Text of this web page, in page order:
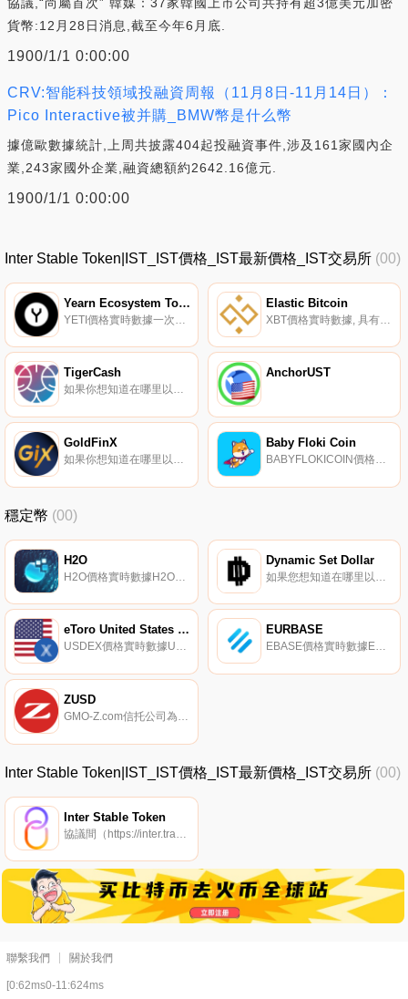
貨幣:12月28日消息,截至今年6月底.
1900/1/1 0:00:00
CRV:智能科技領域投融資周報（11月8日-11月14日）：
Pico Interactive被并購_BMW幣是什么幣
據億歐數據統計,上周共披露404起投融資事件,涉及161家國內企
業,243家國外企業,融資總額約2642.16億元.
1900/1/1 0:00:00
Inter Stable Token|IST_IST價格_IST最新價格_IST交易所 (00)
Yearn Ecosystem Token Index Elastic Bitcoin
TigerCash
如果你想知道在哪里以當前價格購買TigerCash,目前交易{TigerCash]股票的頂級加密貨幣交易所是CoinTiger。您可以在我們的加密貨幣交易所頁面上找到其他列表。TigerCash（TCH）是一種加密貨幣,在以太坊平臺上運行.
AnchorUST
GoldFinX
如果你想知道在哪里以當前價格購買GoldFinX,目前交易{GoldFinX]股票的頂級加密貨幣交易所是BitMart。您可以在我們的加密貨幣交易所頁面上找到其他列表。GoldFinX（GFX）是一家金融科技2.0公司,為全球手工小金礦（ASGM）提供融資,并以換取其生產份額.
Baby Floki Coin
BABYFLOKICOIN價格實時數據Baby Floki Coin是一種新的加密貨幣,由Shiba Inu/Doge社區的粉絲和成員帶來。BabyFlokiCoin是埃隆·馬斯克自己的shiba inu,他肩負著成為第一只登上月球的小狗的使命！他通過將每筆交易的5%發送到你的錢包來獎勵你.
穩定幣 (00)
H2O
H2O價格實時數據H2O是去中心化的、無許可的,最大限度地減少了治理。除了本地$Ocean代幣外,該資產還將作為海洋協議生態系統中的交換媒介.
Dynamic Set Dollar
eToro United States Dollar
USDEX價格實時數據USDEX是一種代幣化的穩定幣,代表美元,估值為1:1。因此,它將美元表示為其加密貨幣等價物.
EURBASE
EBASE價格實時數據EURBASE由斯洛伐克的一個團隊于2019年8月21日推出,旨在解決反通脹加密資產的問題。EURBASE是一種混合穩定幣,部分以歐元存款為抵押,部分以比特幣和其他加密貨幣為抵押。用戶可以在ETERBASE交易所及其集成IBAN賬戶上將EBASE更改為歐元,反之亦然.
ZUSD
GMO-Z.com信托公司為每個人連接傳統金融和區塊鏈。我們正在發行GYEN,世界；第一個受監管的日本日元掛鉤穩定幣,以及新的數字美元。GMO-Z.com信托公司成立于2020年,被紐約州金融服務部授予有限目的信托章程,是日本金融和IT集團GMO互聯網集團的子公司.
Inter Stable Token|IST_IST價格_IST最新價格_IST交易所 (00)
Inter Stable Token
聯繫我們 關於我們
[0:62ms0-11:624ms